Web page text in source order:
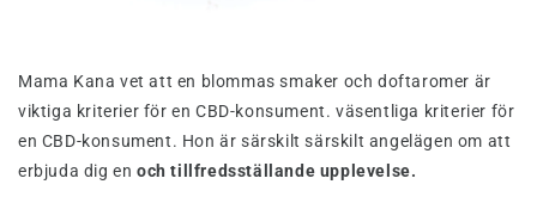
Mama Kana vet att en blommas smaker och doftaromer är
viktiga kriterier för en CBD-konsument. väsentliga kriterier för
en CBD-konsument. Hon är särskilt särskilt angelägen om att
erbjuda dig en och tillfredsställande upplevelse.